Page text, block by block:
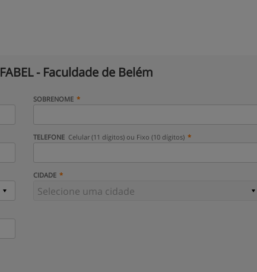
FABEL - Faculdade de Belém
SOBRENOME
TELEFONE Celular (11 dígitos) ou Fixo (10 dígitos)
CIDADE